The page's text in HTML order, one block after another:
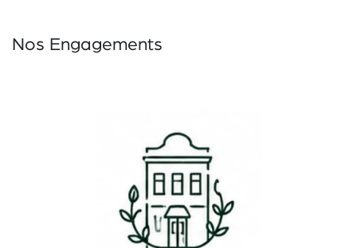
Nos Engagements